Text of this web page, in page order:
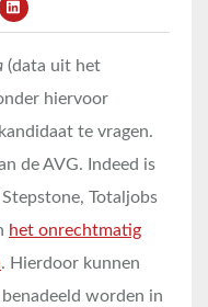
(data uit het
hiervoor
te vragen.
de AVG. Indeed is
Totaljobs
het onrechtmatig
. Hierdoor kunnen
worden in